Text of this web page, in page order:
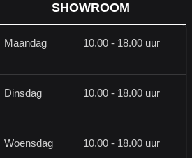
SHOWROOM
Maandag 10.00 - 18.00 uur
Dinsdag 10.00 - 18.00 uur
Woensdag 10.00 - 18.00 uur